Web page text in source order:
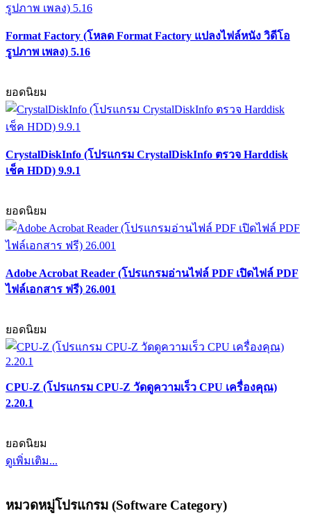
Format Factory (โหลด Format Factory แปลงไฟล์หนัง วิดีโอ
รูปภาพ เพลง) 5.16
ยอดนิยม
CrystalDiskInfo (โปรแกรม CrystalDiskInfo ตรวจ Harddisk
เช็ค HDD) 9.9.1
ยอดนิยม
Adobe Acrobat Reader (โปรแกรมอ่านไฟล์ PDF เปิดไฟล์ PDF
ไฟล์เอกสาร ฟรี) 26.001
ยอดนิยม
CPU-Z (โปรแกรม CPU-Z วัดดูความเร็ว CPU เครื่องคุณ)
2.20.1
ยอดนิยม
ดูเพิ่มเติม...
หมวดหมู่โปรแกรม (Software Category)